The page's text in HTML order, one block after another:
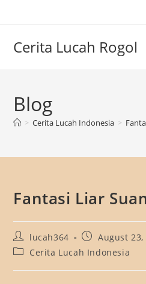
Cerita Lucah Rogol
Blog
> Cerita Lucah Indonesia >
Fantasi Liar
Post
author:
lucah364
Post
published:
August 23,
PostCerita Lucah Indonesia